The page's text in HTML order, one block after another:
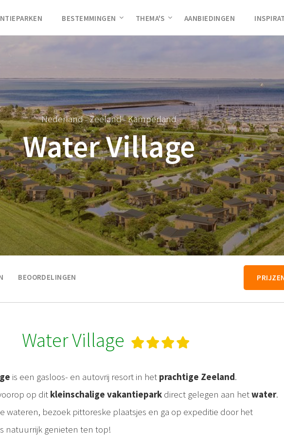
BESTEMMINGEN THEMA'S AANBIEDINGEN
Nederland–Zeeland–Kamperland
Water Village
BEOORDELINGEN
Water Village
is een gasloos- en autovrij resort in het prachtige Zeeland.
op dit kleinschalige vakantiepark direct gelegen aan hetwater.
wateren, bezoek pittoreske plaatsjes en ga op expeditie door het
natuurrijk genieten ten top!